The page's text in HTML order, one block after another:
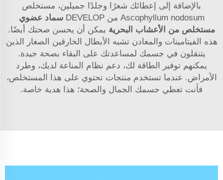
بالإضافة إلى إعطائك شعرًا وجلدًا جميلين، مستخلص
Ascophyllum nodosum من DEVELOP
سماد عضوي
مستخلص من الأعشاب البحرية يمكن أن يحسن صحتك أيضًا.
هذه الفيتامينات والمعادن تشبه الأبطال الخارقين الصغار الذين
يتنقلون في جسمك لمساعدتك على البقاء بصحة جيدة.
يمكنهم توفير الطاقة لك، دعم نظام المناعة لديك، وطرد
الأمراض. عندما تستخدم منتجات تحتوي على هذا المستخلص،
فأنت تعطي جسمك الجمال والصحة؛ هذا هدية خاصة.